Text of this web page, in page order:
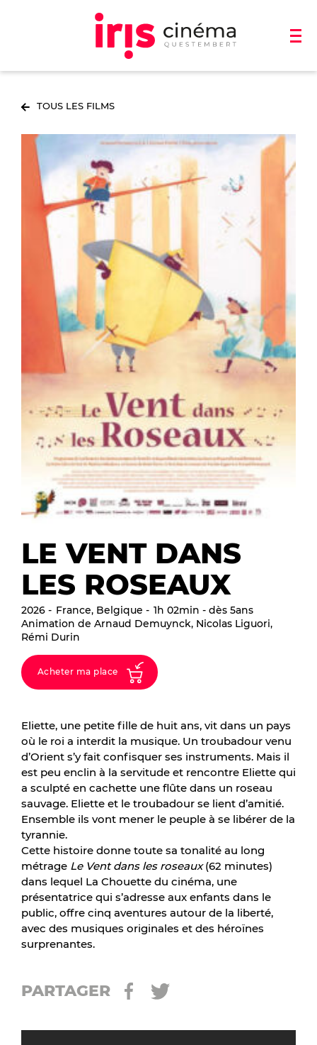
TOUS LES FILMS
LE VENT DANS
LES ROSEAUX
2026 France, Belgique
1h 02min - dès 5ans
Animation de Arnaud Demuynck, Nicolas Liguori,
Rémi Durin
Acheter ma place
Eliette, une petite fille de huit ans, vit dans un pays
où le roi a interdit la musique. Un troubadour venu
d’Orient s’y fait confisquer ses instruments. Mais il
est peu enclin à la servitude et rencontre Eliette qui
a sculpté en cachette une flûte dans un roseau
sauvage. Eliette et le troubadour se lient d’amitié.
Ensemble ils vont mener le peuple à se libérer de la
tyrannie.
Cette histoire donne toute sa tonalité au long
métrage Le Vent dans les roseaux(62 minutes)
dans lequel La Chouette du cinéma, une
présentatrice qui s’adresse aux enfants dans le
public, offre cinq aventures autour de la liberté,
avec des musiques originales et des héroïnes
surprenantes.
PARTAGER